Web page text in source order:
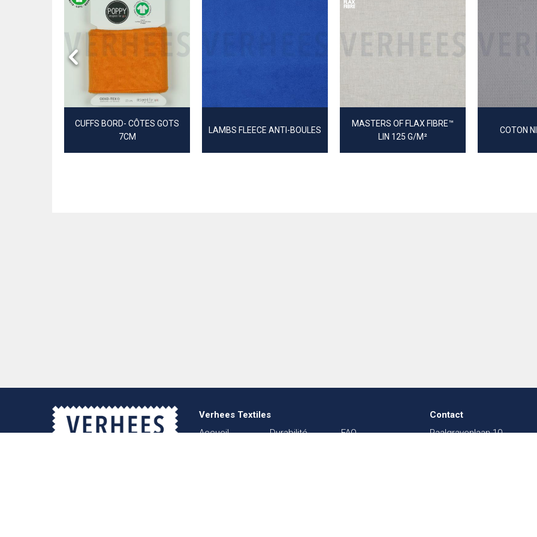
CUFFS BORD- CÔTES GOTS
7CM
LAMBS FLEECE ANTI-BOULES
MASTERS OF FLAX FIBRE™
LIN 125 G/M²
COTON
Verhees Textiles
Accueil
Durabilité
FAQ
Contact
Paalgravenlaan 10